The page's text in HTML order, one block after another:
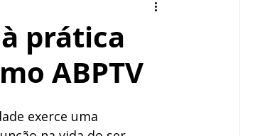
prática
ABPTV
exerce uma